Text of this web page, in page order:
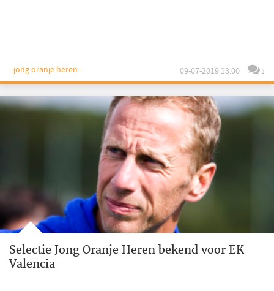
- jong oranje heren - 09-07-2019 13:00 1
Selectie Jong Oranje Heren bekend voor EK
Valencia